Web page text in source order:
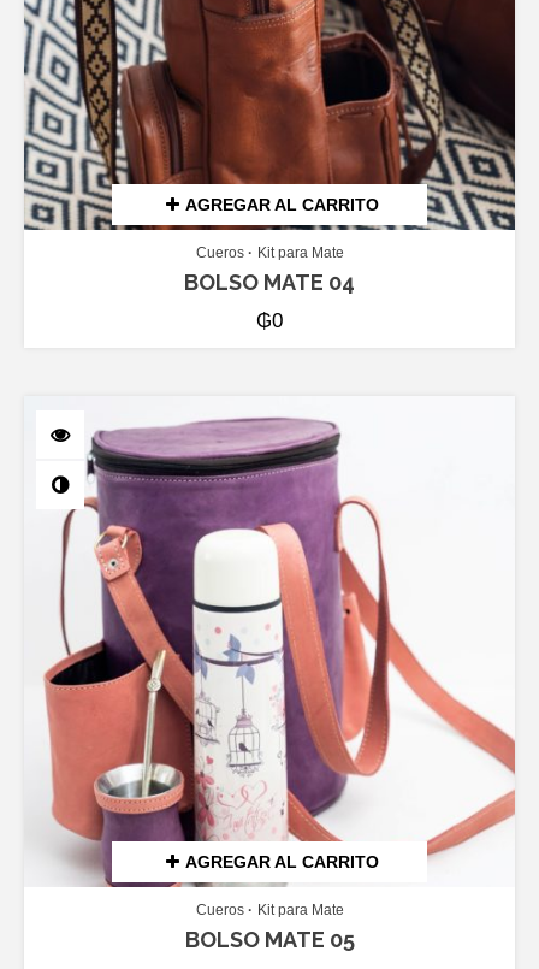
AGREGAR AL CARRITO
Cueros Kit para Mate
BOLSO MATE 04
₲0
AGREGAR AL CARRITO
Cueros Kit para Mate
BOLSO MATE 05